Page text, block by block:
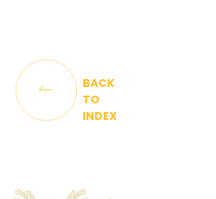
BACK
TO
INDEX